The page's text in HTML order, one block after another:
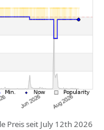
dem Preis,
Einfluss. Nur bei
Preis seit July 12th 2026